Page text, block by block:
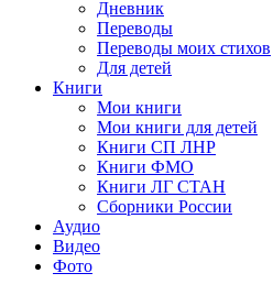
Дневник
Переводы
Переводы моих стихов
Для детей
Книги
Мои книги
Мои книги для детей
Книги СП ЛНР
Книги ФМО
Книги ЛГ СТАН
Сборники России
Аудио
Видео
Фото